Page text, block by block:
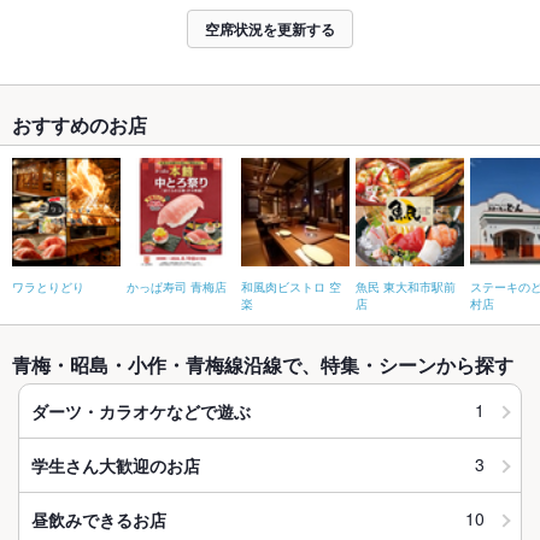
空席状況を更新する
おすすめのお店
ワラとりどり かっぱ寿司 青梅店
和風肉ビストロ 空
楽
魚民 東大和市駅前
店
ステーキの
村店
青梅・昭島・小作・青梅線沿線で、特集・シーンから探す
ダーツ・カラオケなどで遊ぶ 1
学生さん大歓迎のお店 3
昼飲みできるお店 10